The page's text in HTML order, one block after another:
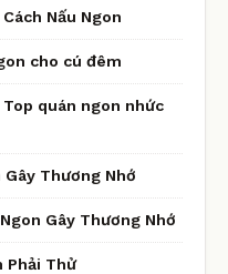
Nấu Ngon
cho cú đêm
quán ngon nhức
Gây Thương Nhớ
Gây Thương Nhớ
Phải Thử